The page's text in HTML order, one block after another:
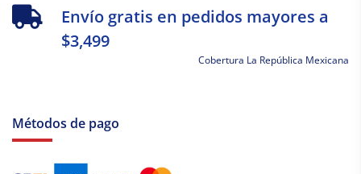
Envío gratis en pedidos mayores a
$3,499
Cobertura La República Mexicana
Métodos de pago